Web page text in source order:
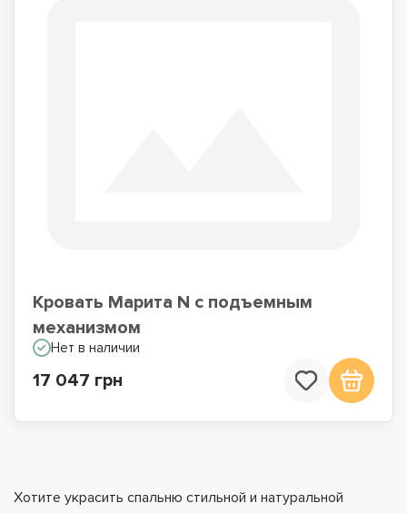
Кровать Марита N с подъемным
механизмом
Нет в наличии
17 047 грн
Хотите украсить спальню стильной и натуральной